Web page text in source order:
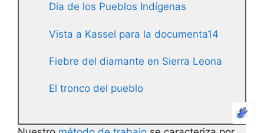
Día de los Pueblos Indígenas
Vista a Kassel para la documenta14
Fiebre del diamante en Sierra Leona
El tronco del pueblo